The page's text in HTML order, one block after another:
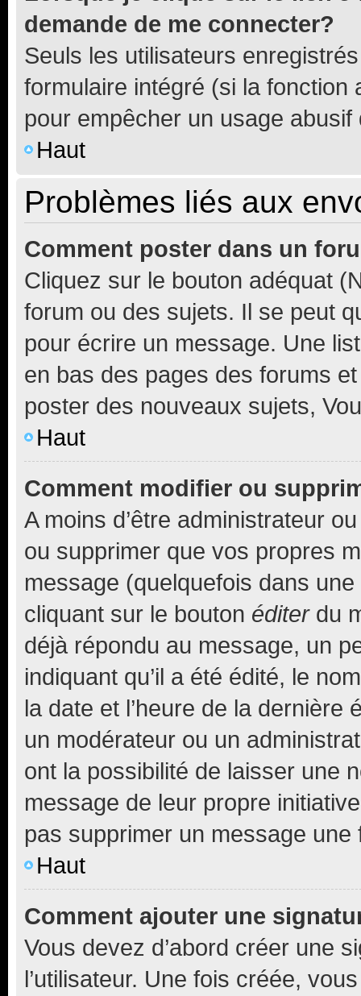
demande de me connecter?
Seuls les utilisateurs
formulaire intégré (si la fonction
pour empêcher un usage
Haut
Problèmes liés aux
Comment poster dans un
Cliquez sur le bouton adéquat
forum ou des sujets. Il se peut
pour écrire un message. Une
en bas des pages des forums
poster des nouveaux sujets,
Haut
Comment modifier ou
A moins d’être administrateur
ou supprimer que vos propres
message (quelquefois dans
cliquant sur le bouton éditerdu
déjà répondu au message, un
indiquant qu’il a été édité, le
la date et l’heure de la dernière
un modérateur ou un
ont la possibilité de laisser une
message de leur propre
pas supprimer un message une
Haut
Comment ajouter une
Vous devez d’abord créer une
l’utilisateur. Une fois créée,